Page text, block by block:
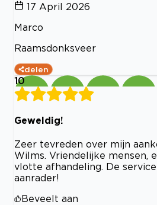
17 April 2026
Marco
Raamsdonksveer
delen
10
Geweldig!
Zeer tevreden over mijn
Wilms. Vriendelijke mensen,
vlotte afhandeling. De
aanrader!
Beveelt aan